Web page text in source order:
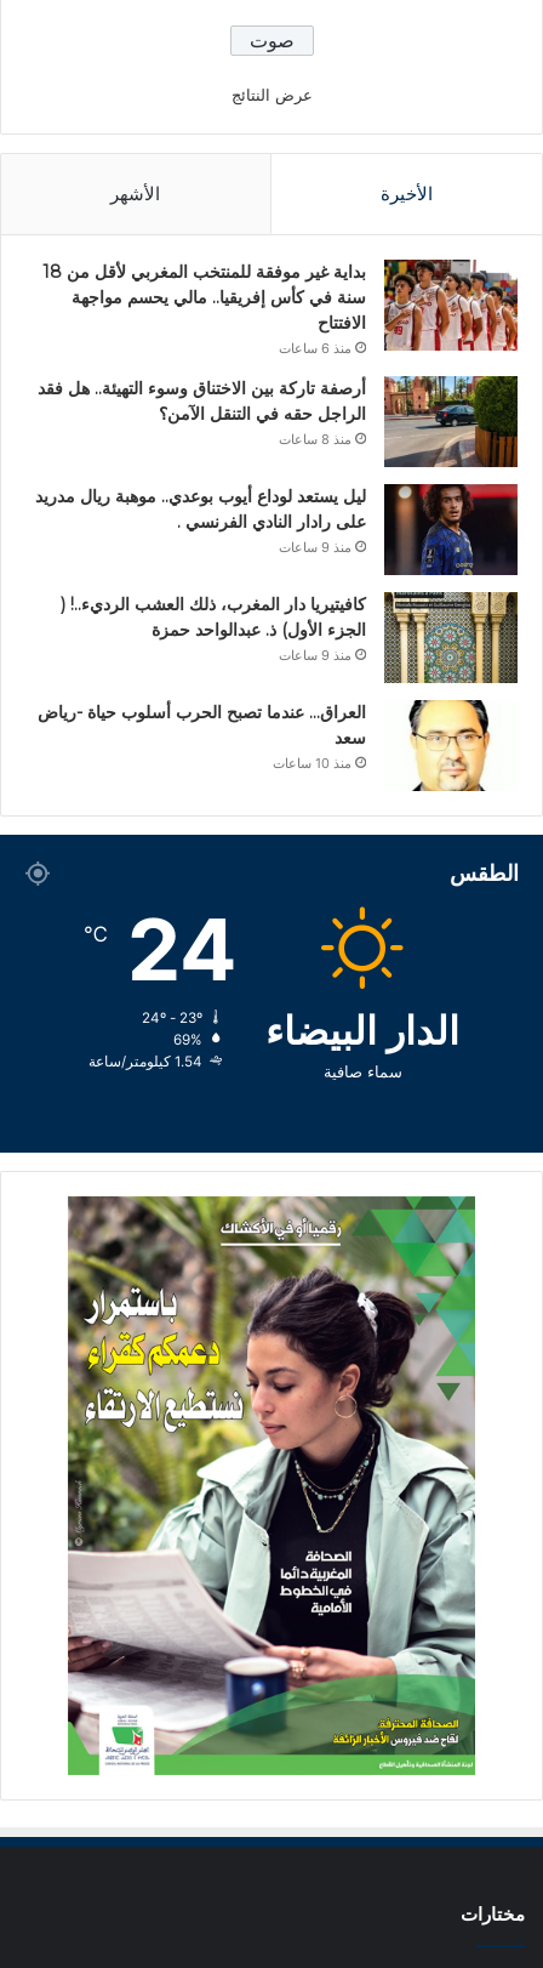
عرض النتائج
الأخيرة الأشهر
بداية غير موفقة للمنتخب المغربي لأقل من 18
سنة في كأس إفريقيا.. مالي يحسم مواجهة
الافتتاح
منذ 6 ساعات
أرصفة تاركة بين الاختناق وسوء التهيئة.. هل فقد
الراجل حقه في التنقل الآمن؟
منذ 8 ساعات
ليل يستعد لوداع أيوب بوعدي.. موهبة ريال مدريد
على رادار النادي الفرنسي .
منذ 9 ساعات
كافيتيريا دار المغرب، ذلك العشب الرديء..! (
الجزء الأول) ذ. عبدالواحد حمزة
منذ 9 ساعات
العراق… عندما تصبح الحرب أسلوب حياة -رياض
سعد
منذ 10 ساعات
الطقس
الدار البيضاء
سماء صافية
24
℃
69%
1.54 كيلومتر/ساعة
مختارات